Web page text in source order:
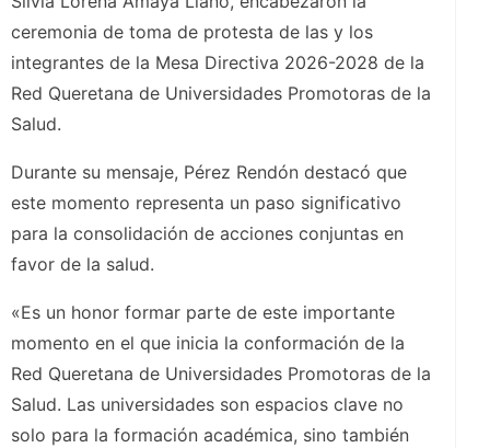
ceremonia de toma de protesta de las y los
integrantes de la Mesa Directiva 2026-2028 de la
Red Queretana de Universidades Promotoras de la
Salud.
Durante su mensaje, Pérez Rendón destacó que
este momento representa un paso significativo
para la consolidación de acciones conjuntas en
favor de la salud.
«Es un honor formar parte de este importante
momento en el que inicia la conformación de la
Red Queretana de Universidades Promotoras de la
Salud. Las universidades son espacios clave no
solo para la formación académica, sino también